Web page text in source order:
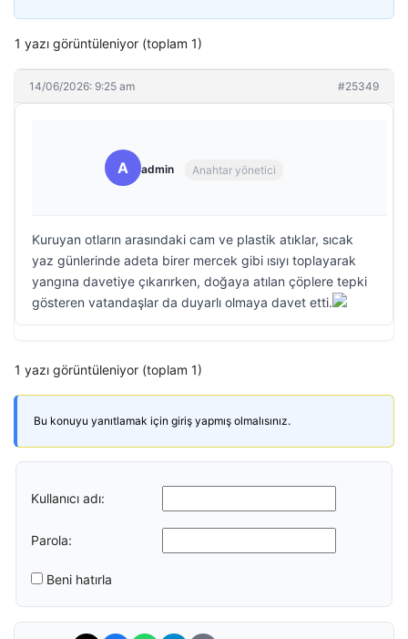
1 yazı görüntüleniyor (toplam 1)
14/06/2026: 9:25 am #25349
A admin Anahtar yönetici
Kuruyan otların arasındaki cam ve plastik atıklar, sıcak
yaz günlerinde adeta birer mercek gibi ısıyı toplayarak
yangına davetiye çıkarırken, doğaya atılan çöplere tepki
gösteren vatandaşlar da duyarlı olmaya davet etti.
1 yazı görüntüleniyor (toplam 1)
Bu konuyu yanıtlamak için giriş yapmış olmalısınız.
Kullanıcı adı:
Parola:
Beni hatırla